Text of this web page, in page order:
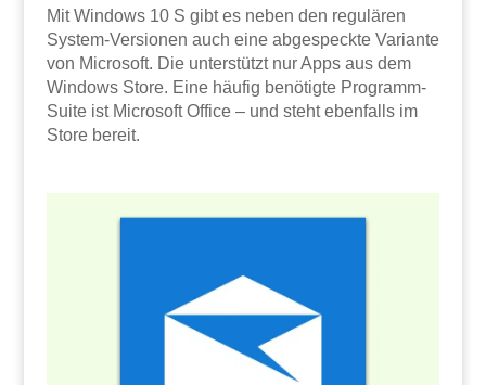
Mit Windows 10 S gibt es neben den regulären
System-Versionen auch eine abgespeckte Variante
von Microsoft. Die unterstützt nur Apps aus dem
Windows Store. Eine häufig benötigte Programm-
Suite ist Microsoft Office – und steht ebenfalls im
Store bereit.